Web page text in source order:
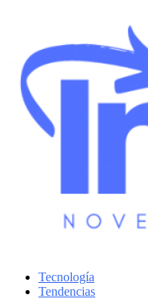
Tecnología
Tendencias